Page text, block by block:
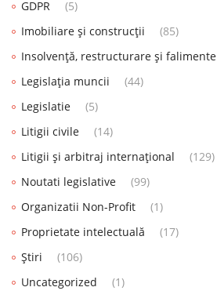
GDPR
(5)
Imobiliare și construcții
(85)
Insolvență, restructurare și falimente
Legislația muncii
(44)
Legislatie
(5)
Litigii civile
(14)
Litigii și arbitraj internațional
(129)
Noutati legislative
(99)
Organizatii Non-Profit
(1)
Proprietate intelectuală
(17)
Știri
(106)
Uncategorized
(1)